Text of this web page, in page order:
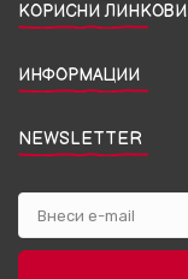
КОРИСНИ ЛИНКОВИ
ИНФОРМАЦИИ
NEWSLETTER